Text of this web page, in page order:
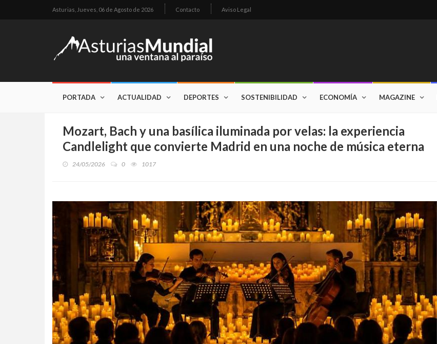
Asturias, Jueves, 06 de Agosto de 2026 Contacto Aviso Legal
PORTADA ACTUALIDAD DEPORTES SOSTENIBILIDAD ECONOMÍA MAGAZINE
Mozart, Bach y una basílica iluminada por velas: la experiencia
Candlelight que convierte Madrid en una noche de música eterna
24/05/2026 0 1017